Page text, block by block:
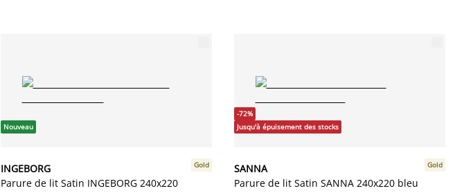
Nouveau
INGEBORG
Parure de lit Satin INGEBORG 240x220
Gold
-72%
Jusqu'à épuisement des stocks
SANNA
Parure de lit Satin SANNA 240x220 bleu
Gold